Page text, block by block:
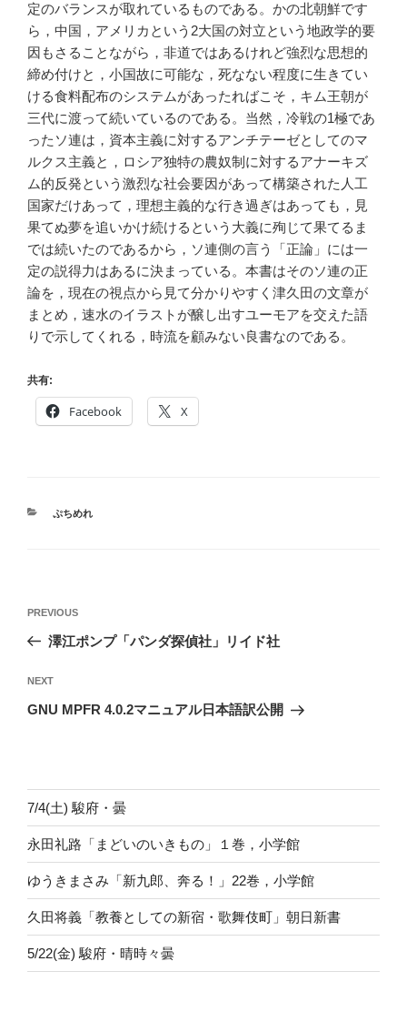
定のバランスが取れているものである。かの北朝鮮です
ら，中国，アメリカという2大国の対立という地政学的要
因もさることながら，非道ではあるけれど強烈な思想的
締め付けと，小国故に可能な，死なない程度に生きてい
ける食料配布のシステムがあったればこそ，キム王朝が
三代に渡って続いているのである。当然，冷戦の1極であ
ったソ連は，資本主義に対するアンチテーゼとしてのマ
ルクス主義と，ロシア独特の農奴制に対するアナーキズ
ム的反発という激烈な社会要因があって構築された人工
国家だけあって，理想主義的な行き過ぎはあっても，見
果てぬ夢を追いかけ続けるという大義に殉じて果てるま
では続いたのであるから，ソ連側の言う「正論」には一
定の説得力はあるに決まっている。本書はそのソ連の正
論を，現在の視点から見て分かりやすく津久田の文章が
まとめ，速水のイラストが醸し出すユーモアを交えた語
りで示してくれる，時流を顧みない良書なのである。
共有:
Facebook X
CATEGORIES
ぷちめれ
ビ
ゲ
ン
Previous
Post
PREVIOUS
澤江ポンプ「パンダ探偵社」リイド社
Next
Post
NEXT
GNU MPFR 4.0.2マニュアル日本語訳公開
7/4(土) 駿府・曇
永田礼路「まどいのいきもの」１巻，小学館
ゆうきまさみ「新九郎、奔る！」22巻，小学館
久田将義「教養としての新宿・歌舞伎町」朝日新書
5/22(金) 駿府・晴時々曇